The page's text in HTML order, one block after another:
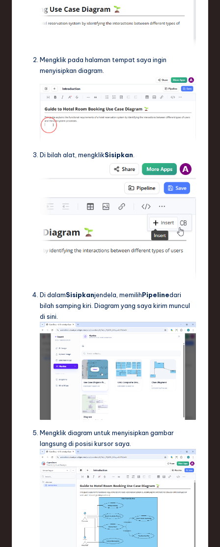
Mengklik pada halaman tempat saya ingin
menyisipkan diagram.
Di bilah alat, mengklikSisipkan.
Di dalamSisipkanjendela, memilihPipelinedari
bilah samping kiri. Diagram yang saya kirim muncul
di sini.
Mengklik diagram untuk menyisipkan gambar
langsung di posisi kursor saya.